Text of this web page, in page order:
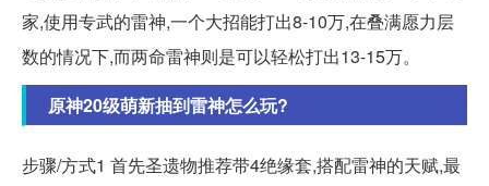
家,使用专武的雷神,一个大招能打出8-10万,在叠满愿力层
数的情况下,而两命雷神则是可以轻松打出13-15万。
原神20级萌新抽到雷神怎么玩?
步骤/方式1 首先圣遗物推荐带4绝缘套,搭配雷神的天赋,最